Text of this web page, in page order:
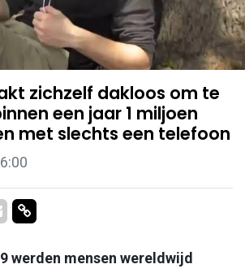
zichzelf dakloos om te
een jaar 1 miljoen
met slechts een telefoon
op Whatsapp
Delen via Mail
Delen via link
werden mensen wereldwijd